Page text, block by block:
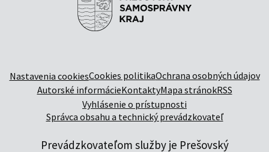
Nastavenia cookiesCookies politikaOchrana osobných údajov
Autorské informácieKontaktyMapa stránokRSS
Vyhlásenie o prístupnosti
Správca obsahu a technický prevádzkovateľ
Prevádzkovateľom služby je Prešovský